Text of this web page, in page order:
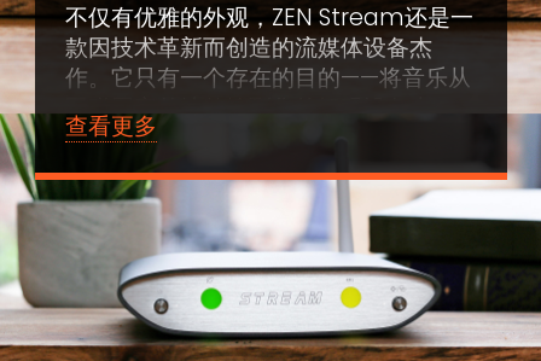
不仅有优雅的外观，ZEN Stream还是一
款因技术革新而创造的流媒体设备杰
作。它只有一个存在的目的——将音乐从
互联网完整地传输到您的解码设备上，
而不会有音质损失。
通过WiFi/LAN，可实现高达
PCM384/DSD256的真·高解析音频传
输。使用您的智能设备（手机、iPad、
PC）作为遥控器即可。
经过优化的开源架构——可与多个专业平
查看更多